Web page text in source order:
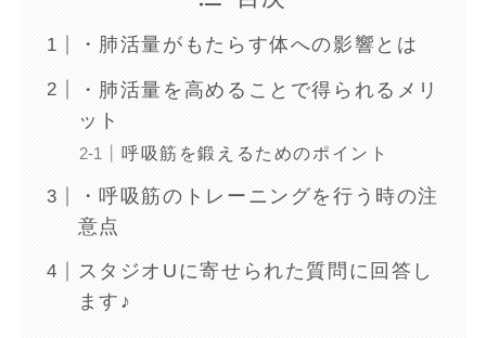
・肺活量がもたらす体への影響とは
・肺活量を高めることで得られるメリ
ット
呼吸筋を鍛えるためのポイント
・呼吸筋のトレーニングを行う時の注
意点
スタジオUに寄せられた質問に回答し
ます♪